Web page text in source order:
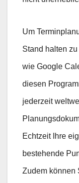
Um
Stand halten
wie Google
diesen
jederzeit
Echtzeit Ihre
bestehende
Zudem können